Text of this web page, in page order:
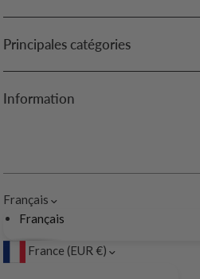
Principales catégories
Information
Français
Français
France (EUR €)